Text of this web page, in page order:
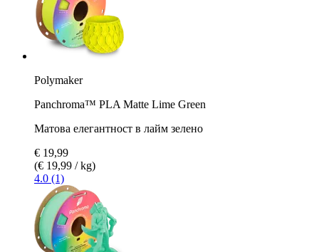
Polymaker
Panchroma™ PLA Matte Lime Green
Матова елегантност в лайм зелено
€ 19,99
(€ 19,99 / kg)
4.0 (1)